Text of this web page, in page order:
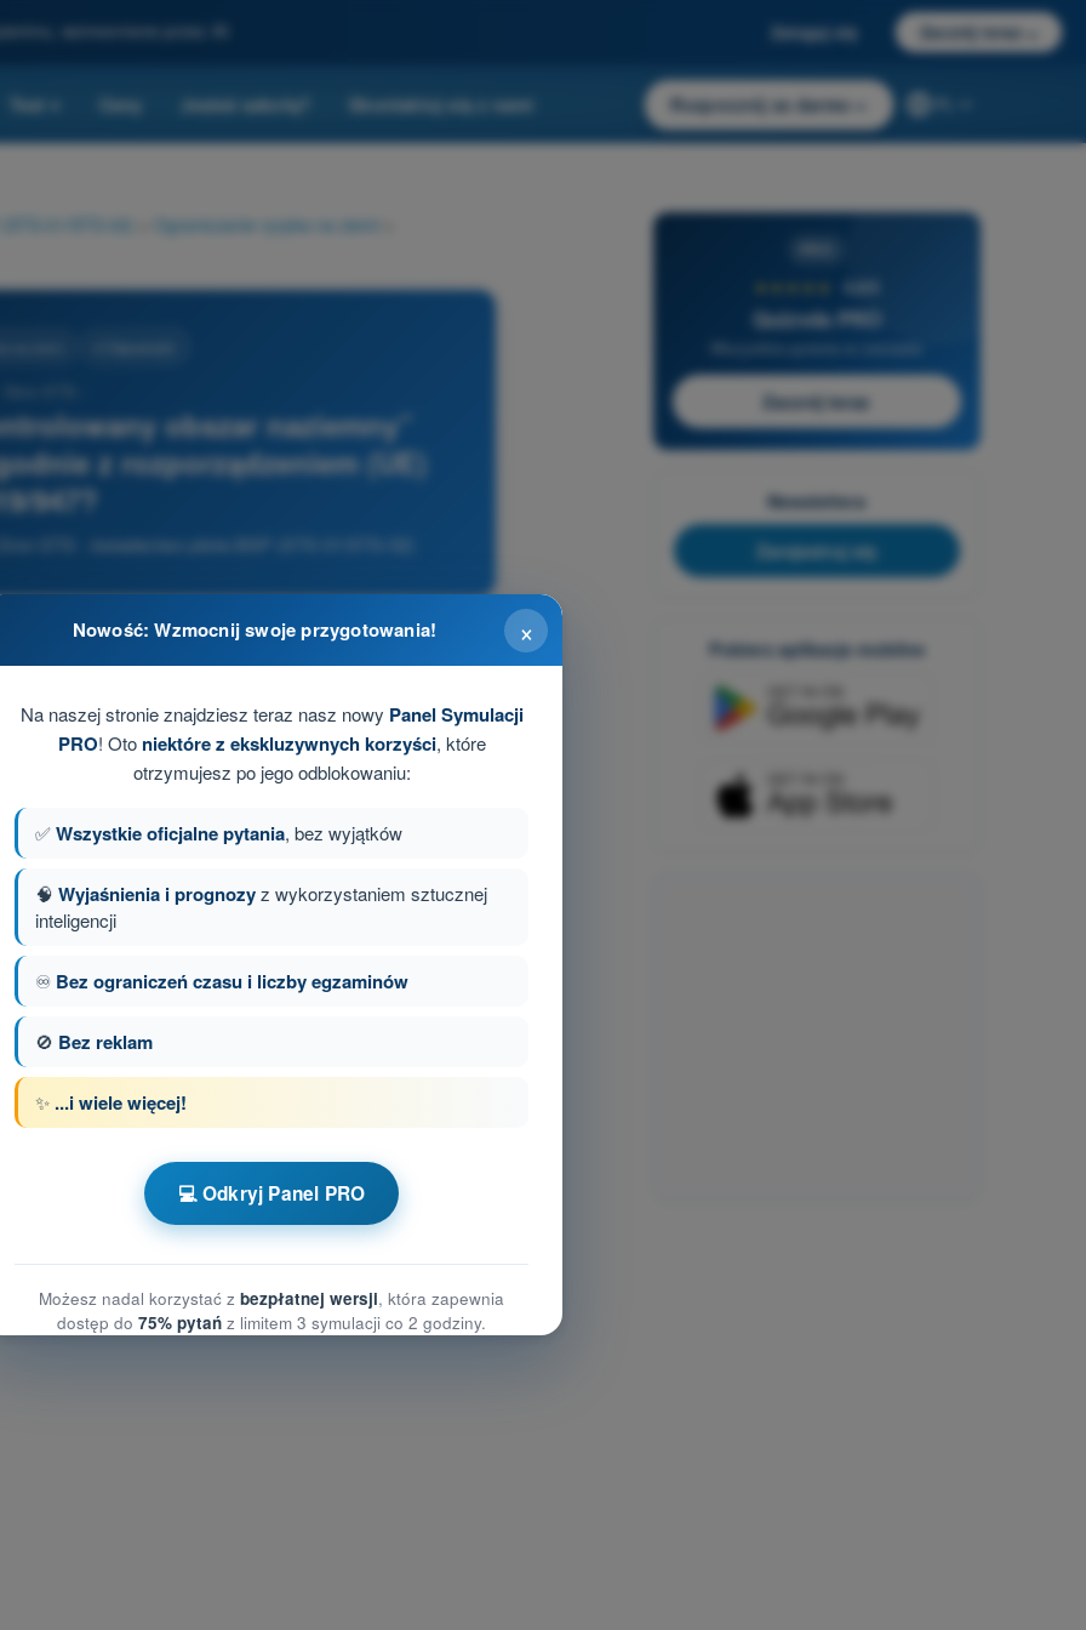
wzmocnione przez AI Zaloguj się Zacznij teraz
Test Ceny Jesteś szkołą? Skontaktuj się z nami Rozpocznij za darmo
01/STS-02) Ograniczanie ryzyka na ziemi
obszar naziemny”
z rozporządzeniem (UE)
947?
STS - świadectwo pilota BSP (STS-01/STS-02)
i w obrębie którego operator może sprawować
otwartej wysokości lotu 120 metrów
statku powietrznego
razie utraty kontroli nad statkiem powietrznym
70 z 103 Następne pytanie
czasowym Dron STS - świadectwo
ziemi
na ziemi
4,6/5
Quizvds PRO
Zacznij teraz
Newslettera
Zarejestruj się
Pobierz aplikacje mobilne
×
Nowość: Wzmocnij swoje przygotowania!
Na naszej stronie znajdziesz teraz nasz nowy Panel Symulacji
PRO! Oto niektóre z ekskluzywnych korzyści, które
otrzymujesz po jego odblokowaniu:
✅Wszystkie oficjalne pytania, bez wyjątków
🧠 Wyjaśnienia i prognozyz wykorzystaniem sztucznej
inteligencji
♾️ Bez ograniczeń czasu i liczby egzaminów
🚫 Bez reklam
✨ ...i wiele więcej!
💻 Odkryj Panel PRO
Możesz nadal korzystać z bezpłatnej wersji, która zapewnia
dostęp do 75% pytań z limitem 3 symulacji co 2 godziny.